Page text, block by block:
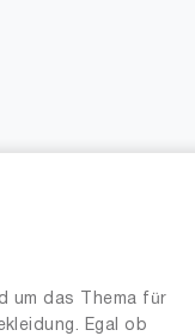
um das Thema für
Egal ob